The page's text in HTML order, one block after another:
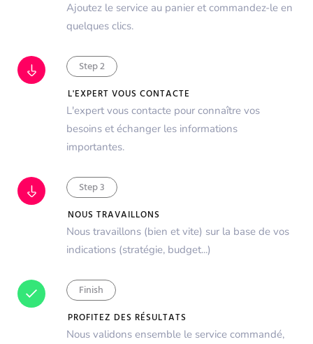
Ajoutez le service au panier et commandez-le en
quelques clics.
Step 2
L'EXPERT VOUS CONTACTE
L'expert vous contacte pour connaître vos
besoins et échanger les informations
importantes.
Step 3
NOUS TRAVAILLONS
Nous travaillons (bien et vite) sur la base de vos
indications (stratégie, budget...)
Finish
PROFITEZ DES RÉSULTATS
Nous validons ensemble le service commandé,